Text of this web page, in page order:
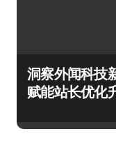
洞察外闻科技
赋能站长优化